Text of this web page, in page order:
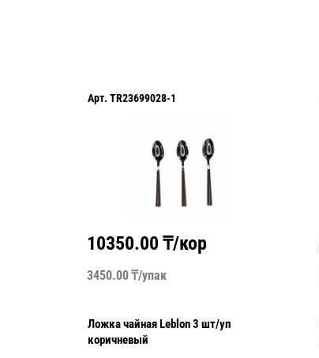
Арт. TR23699028-1
10350.00 ₸/кор
3450.00₸/упак
Ложка чайная Leblon 3 шт/уп
коричневый